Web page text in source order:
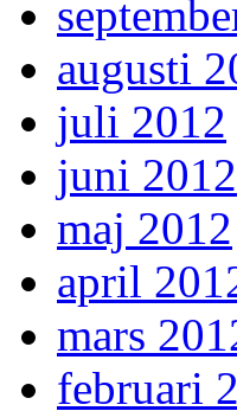
augusti
juli 2012
juni 2012
maj 2012
april
mars
februari